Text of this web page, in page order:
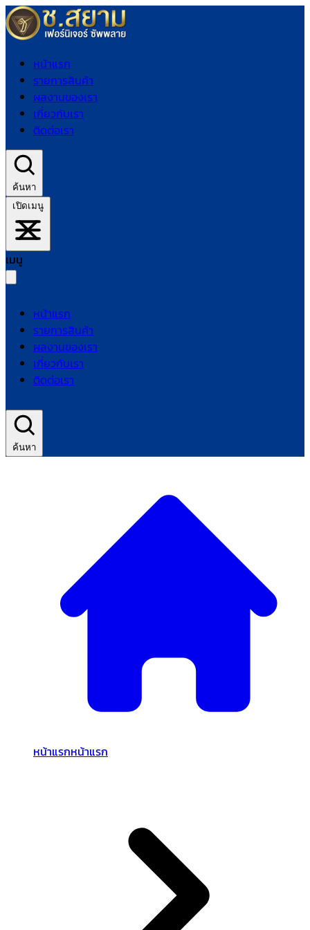
หน้าแรก
รายการสินค้า
ผลงานของเรา
เกี่ยวกับเรา
ติดต่อเรา
ค้นหา
เปิดเมนู
เมนู
หน้าแรก
รายการสินค้า
ผลงานของเรา
เกี่ยวกับเรา
ติดต่อเรา
ค้นหา
หน้าแรกหน้าแรก